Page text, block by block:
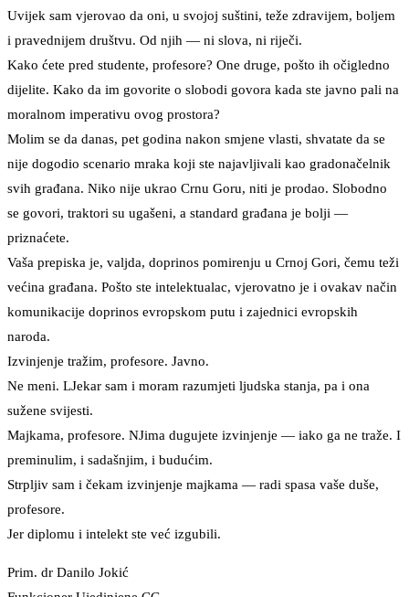
Uvijek sam vjerovao da oni, u svojoj suštini, teže zdravijem, boljem
i pravednijem društvu. Od njih — ni slova, ni riječi.
Kako ćete pred studente, profesore? One druge, pošto ih očigledno
dijelite. Kako da im govorite o slobodi govora kada ste javno pali na
moralnom imperativu ovog prostora?
Molim se da danas, pet godina nakon smjene vlasti, shvatate da se
nije dogodio scenario mraka koji ste najavljivali kao gradonačelnik
svih građana. Niko nije ukrao Crnu Goru, niti je prodao. Slobodno
se govori, traktori su ugašeni, a standard građana je bolji —
priznaćete.
Vaša prepiska je, valjda, doprinos pomirenju u Crnoj Gori, čemu teži
većina građana. Pošto ste intelektualac, vjerovatno je i ovakav način
komunikacije doprinos evropskom putu i zajednici evropskih
naroda.
Izvinjenje tražim, profesore. Javno.
Ne meni. LJekar sam i moram razumjeti ljudska stanja, pa i ona
sužene svijesti.
Majkama, profesore. NJima dugujete izvinjenje — iako ga ne traže. I
preminulim, i sadašnjim, i budućim.
Strpljiv sam i čekam izvinjenje majkama — radi spasa vaše duše,
profesore.
Jer diplomu i intelekt ste već izgubili.
Prim. dr Danilo Jokić